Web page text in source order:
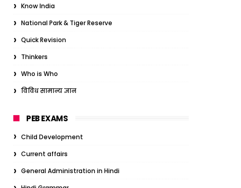
Know India
National Park & Tiger Reserve
Quick Revision
Thinkers
Who is Who
विविध सामान्य ज्ञान
PEB EXAMS
Child Development
Current affairs
General Administration in Hindi